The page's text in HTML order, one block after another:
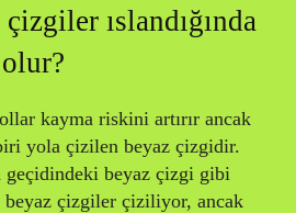
ıslandığında
kayma riskini artırır ancak
yola çizilen beyaz çizgidir.
geçidindeki beyaz çizgi gibi
çizgiler çiziliyor, ancak